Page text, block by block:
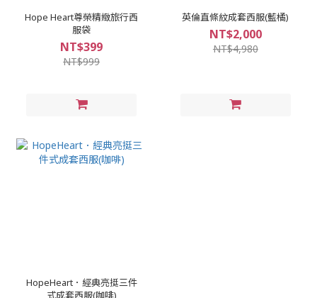
Hope Heart尊榮精緻旅行西
服袋
NT$399
NT$999
英倫直條紋成套西服(藍橘)
NT$2,000
NT$4,980
HopeHeart．經典亮挺三件
式成套西服(咖啡)